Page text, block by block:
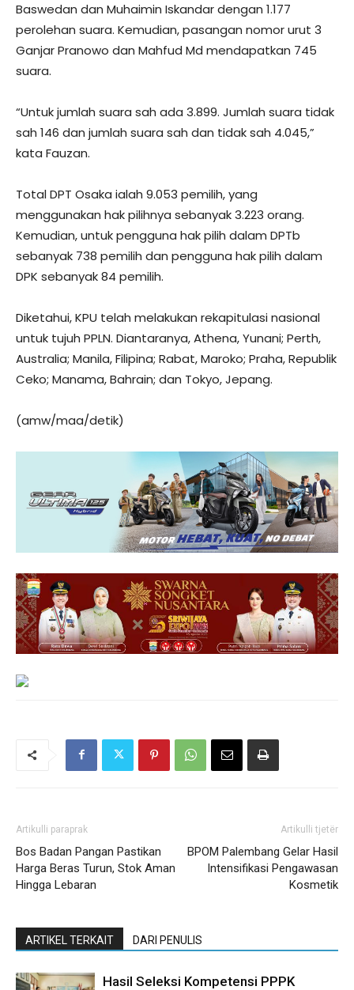
Baswedan dan Muhaimin Iskandar dengan 1.177
perolehan suara. Kemudian, pasangan nomor urut 3
Ganjar Pranowo dan Mahfud Md mendapatkan 745
suara.
“Untuk jumlah suara sah ada 3.899. Jumlah suara tidak
sah 146 dan jumlah suara sah dan tidak sah 4.045,”
kata Fauzan.
Total DPT Osaka ialah 9.053 pemilih, yang
menggunakan hak pilihnya sebanyak 3.223 orang.
Kemudian, untuk pengguna hak pilih dalam DPTb
sebanyak 738 pemilih dan pengguna hak pilih dalam
DPK sebanyak 84 pemilih.
Diketahui, KPU telah melakukan rekapitulasi nasional
untuk tujuh PPLN. Diantaranya, Athena, Yunani; Perth,
Australia; Manila, Filipina; Rabat, Maroko; Praha, Republik
Ceko; Manama, Bahrain; dan Tokyo, Jepang.
(amw/maa/detik)
Artikulli paraprak
Bos Badan Pangan Pastikan
Harga Beras Turun, Stok Aman
Hingga Lebaran
Artikulli tjetër
BPOM Palembang Gelar Hasil
Intensifikasi Pengawasan
Kosmetik
ARTIKEL TERKAIT DARI PENULIS
Hasil Seleksi Kompetensi PPPK